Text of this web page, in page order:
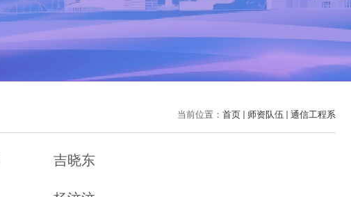
当前位置： 首页 师资队伍 通信工程系
吉晓东